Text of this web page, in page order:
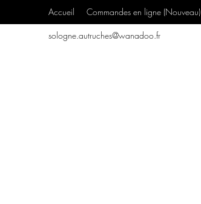
Accueil Commandes en ligne (Nouveau)
sologne.autruches@wanadoo.fr